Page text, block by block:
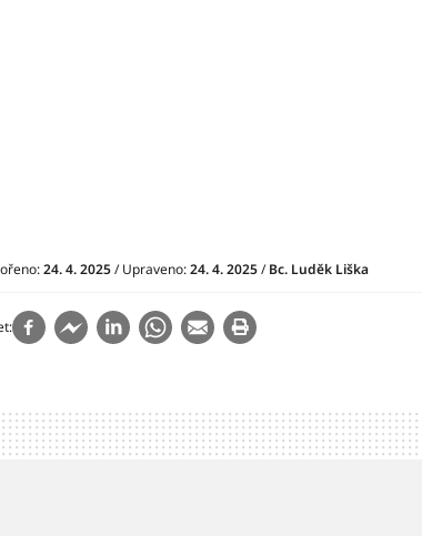
24. 4. 2025/ Upraveno:24. 4. 2025/Bc. Luděk Liška